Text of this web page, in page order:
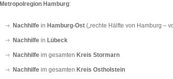
Metropolregion Hamburg:
Nachhilfe in Hamburg-Ost („rechte Hälfte von Hamburg –
Nachhilfe in Lübeck
Nachhilfe im gesamten Kreis Stormarn
Nachhilfe im gesamten Kreis Ostholstein